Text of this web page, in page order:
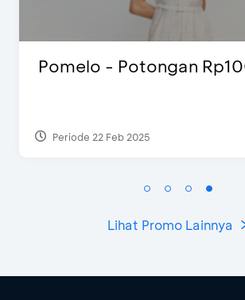
FLAZZ EDISI
Periode 13 Jan 2022
Lihat Promo Lainnya